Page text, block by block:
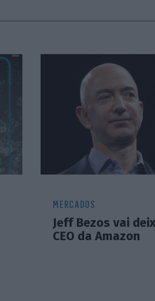
MERCADOS
Jeff Bezos vai
CEO da Amazon